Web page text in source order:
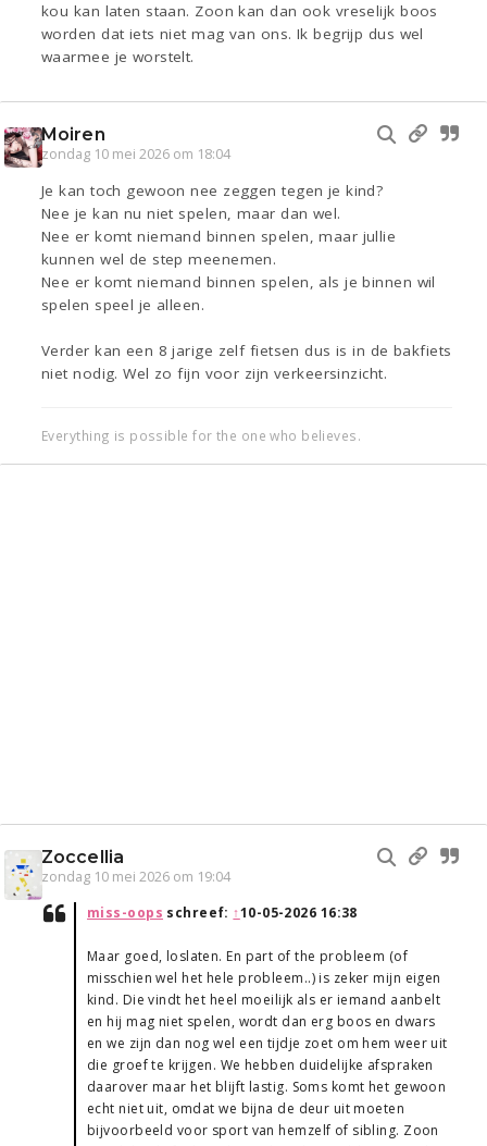
kou kan laten staan. Zoon kan dan ook vreselijk boos
worden dat iets niet mag van ons. Ik begrijp dus wel
waarmee je worstelt.
Moiren
zondag 10 mei 2026 om 18:04
Je kan toch gewoon nee zeggen tegen je kind?
Nee je kan nu niet spelen, maar dan wel.
Nee er komt niemand binnen spelen, maar jullie
kunnen wel de step meenemen.
Nee er komt niemand binnen spelen, als je binnen wil
spelen speel je alleen.
Verder kan een 8 jarige zelf fietsen dus is in de bakfiets
niet nodig. Wel zo fijn voor zijn verkeersinzicht.
Everything is possible for the one who believes.
Zoccellia
zondag 10 mei 2026 om 19:04
miss-oops schreef: ↑10-05-2026 16:38
Maar goed, loslaten. En part of the probleem (of
misschien wel het hele probleem..) is zeker mijn eigen
kind. Die vindt het heel moeilijk als er iemand aanbelt
en hij mag niet spelen, wordt dan erg boos en dwars
en we zijn dan nog wel een tijdje zoet om hem weer uit
die groef te krijgen. We hebben duidelijke afspraken
daarover maar het blijft lastig. Soms komt het gewoon
echt niet uit, omdat we bijna de deur uit moeten
bijvoorbeeld voor sport van hemzelf of sibling. Zoon